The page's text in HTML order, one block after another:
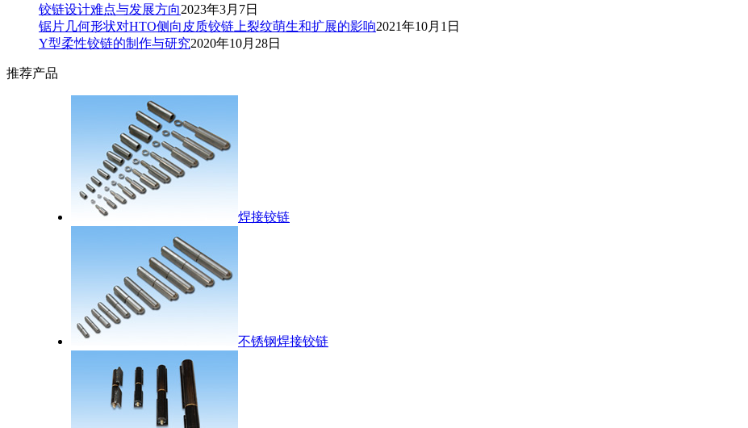
铰链设计难点与发展方向2023年3月7日
锯片几何形状对HTO侧向皮质铰链上裂纹萌生和扩展的影响2021年10月1日
Y型柔性铰链的制作与研究2020年10月28日
推荐产品
焊接铰链
不锈钢焊接铰链